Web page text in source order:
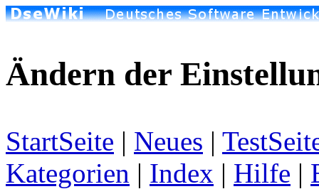
Ändern der
StartSeite | Neues |
Kategorien | Index | Hilfe |